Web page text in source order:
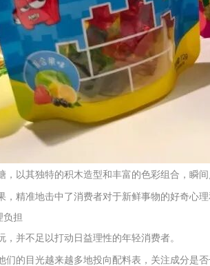
，以其独特的积木造型和丰富的色彩组合，瞬
，精准地击中了消费者对于新鲜事物的好奇心
负担
，并不足以打动日益理性的年轻消费者。
们的目光越来越多地投向配料表，关注成分是